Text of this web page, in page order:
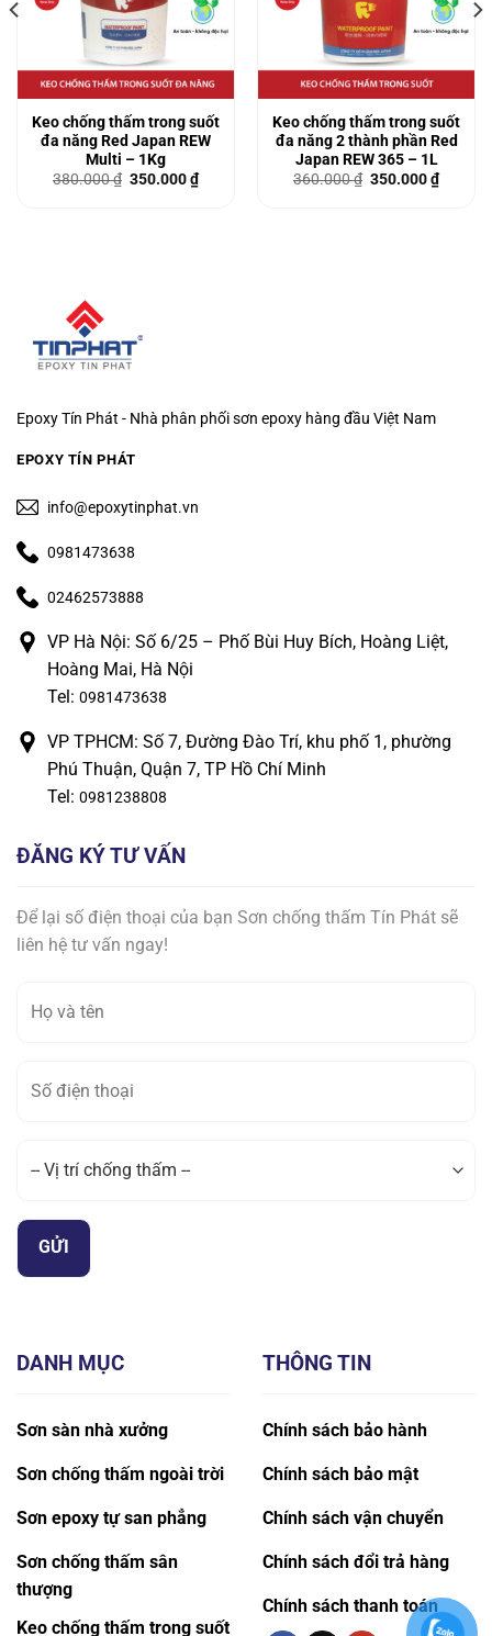
Keo chống thấm trong suốt
đa năng Red Japan REW
Multi – 1Kg
380.000₫ Giá
350.000₫Giá
hiện
Keo chống thấm trong suốt
đa năng 2 thành phần Red
Japan REW 365 – 1L
360.000₫ Giá
350.000₫Giá
hiện
Epoxy Tín Phát - Nhà phân phối sơn epoxy hàng đầu Việt Nam
EPOXY TÍN PHÁT
info@epoxytinphat.vn
0981473638
02462573888
VP Hà Nội: Số 6/25 – Phố Bùi Huy Bích, Hoàng Liệt,
Hoàng Mai, Hà Nội
Tel: 0981473638
VP TPHCM: Số 7, Đường Đào Trí, khu phố 1, phường
Phú Thuận, Quận 7, TP Hồ Chí Minh
Tel: 0981238808
DANH MỤC
Sơn sàn nhà xưởng
Sơn chống thấm ngoài trời
Sơn epoxy tự san phẳng
Sơn chống thấm sân
thượng
Keo chống thấm trong suốt
THÔNG TIN
Chính sách bảo hành
Chính sách bảo mật
Chính sách vận chuyển
Chính sách đổi trả hàng
Chính sách thanh toán
ĐĂNG KÝ TƯ VẤN
Để lại số điện thoại của bạn Sơn chống thấm Tín Phát sẽ
liên hệ tư vấn ngay!